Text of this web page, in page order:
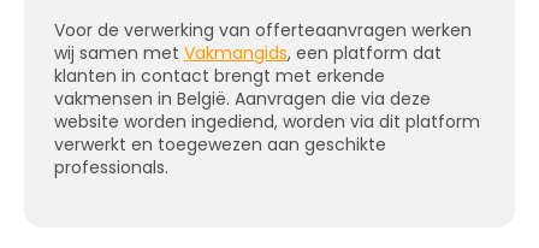
Voor de verwerking van offerteaanvragen werken
wij samen met Vakmangids, een platform dat
klanten in contact brengt met erkende
vakmensen in België. Aanvragen die via deze
website worden ingediend, worden via dit platform
verwerkt en toegewezen aan geschikte
professionals.